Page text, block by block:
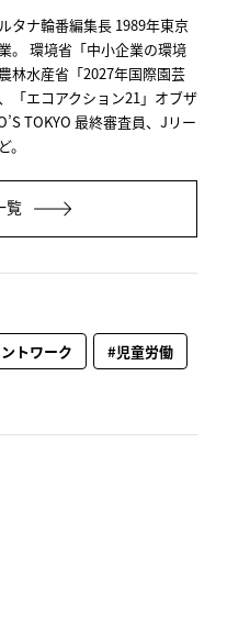
タナ輪番編集長 1989年東京
。 環境省「中小企業の環境
林水産省「2027年国際園芸
「エコアクション21」オブザ
TOKYO 最終審査員、Jリー
覧
トワーク #児童労働